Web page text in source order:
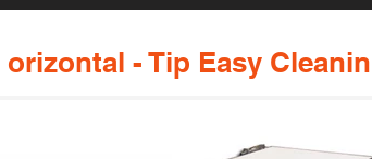
orizontal - Tip Easy